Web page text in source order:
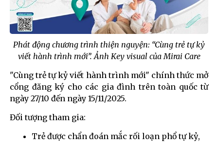
Phát động chương trình thiện nguyện: “Cùng trẻ tự kỷ
viết hành trình mới”. Ảnh Key visual của Mirai Care
"Cùng trẻ tự kỷ viết hành trình mới" chính thức mở
cổng đăng ký cho các gia đình trên toàn quốc từ
ngày 27/10 đến ngày 15/11/2025.
Đối tượng tham gia:
Trẻ được chẩn đoán mắc rối loạn phổ tự kỷ,